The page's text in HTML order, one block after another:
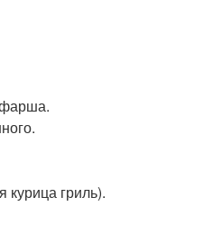
фарша.
курица гриль).